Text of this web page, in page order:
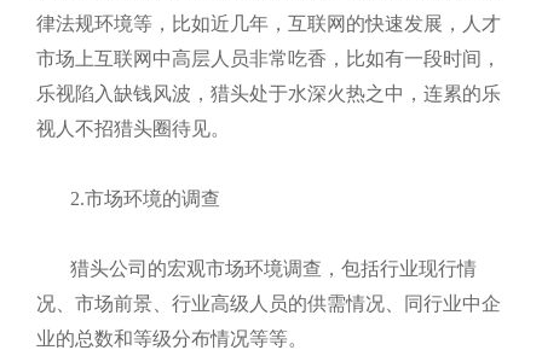
律法规环境等，比如近几年，互联网的快速发展，人才
市场上互联网中高层人员非常吃香，比如有一段时间，
乐视陷入缺钱风波，猎头处于水深火热之中，连累的乐
视人不招猎头圈待见。
2.市场环境的调查
猎头公司的宏观市场环境调查，包括行业现行情
况、市场前景、行业高级人员的供需情况、同行业中企
业的总数和等级分布情况等等。